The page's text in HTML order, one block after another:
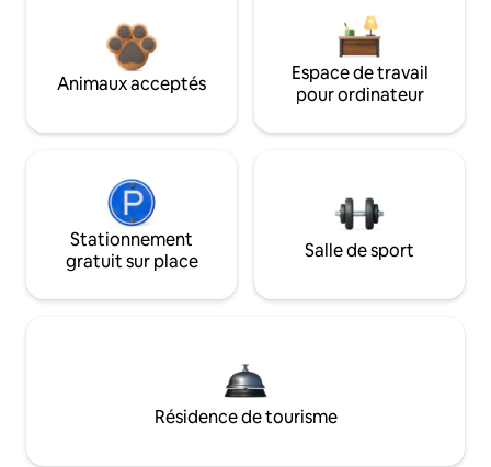
Animaux acceptés
Espace de travail
pour ordinateur
Stationnement
gratuit sur place
Salle de sport
Résidence de tourisme